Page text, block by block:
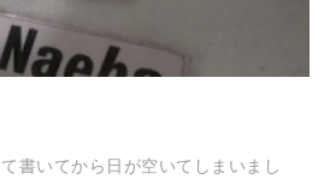
書いてから日が空いてしまいまし